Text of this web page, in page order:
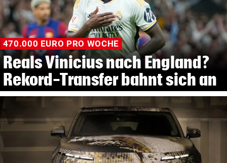
470.000 EURO PRO WOCHE
Reals Vinicius nach England?
Rekord-Transfer bahnt sich an